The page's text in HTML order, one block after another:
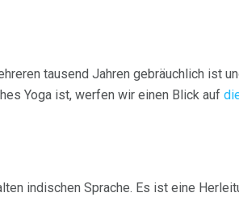
tausend Jahren gebräuchlich ist
Yoga ist, werfen wir einen Blick auf
indischen Sprache. Es ist eine